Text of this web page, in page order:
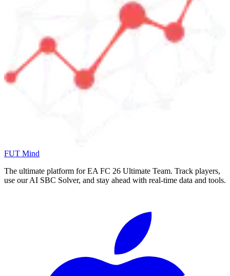
FUT Mind
The ultimate platform for EA FC 26 Ultimate Team. Track players,
use our AI SBC Solver, and stay ahead with real-time data and tools.